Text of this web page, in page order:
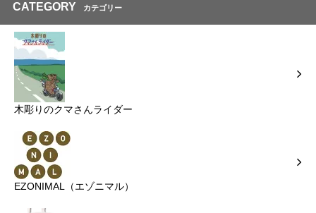
CATEGORY カテゴリー
木彫りのクマさんライダー
EZONIMAL（エゾニマル）